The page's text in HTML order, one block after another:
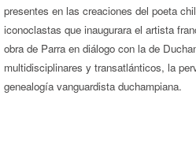
presentes en las creaciones del poeta
iconoclastas que inaugurara el artista
obra de Parra en diálogo con la de
multidisciplinares y transatlánticos, la
genealogía vanguardista duchampiana.